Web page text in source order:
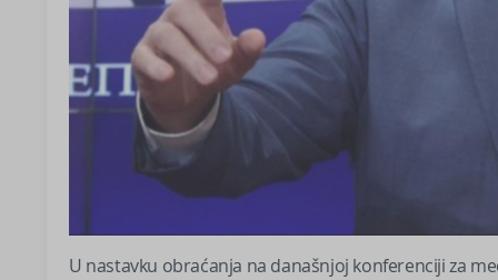
U nastavku obraćanja na današnjoj konferenciji za